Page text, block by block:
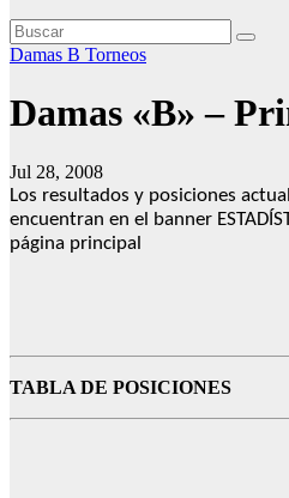
Damas B Torneos
Damas «B» –
Jul 28, 2008
Los resultados y posiciones
encuentran en el banner
página principal
TABLA DE POSICIONES